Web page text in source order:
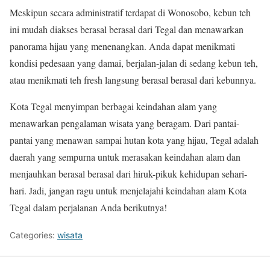
Meskipun secara administratif terdapat di Wonosobo, kebun teh
ini mudah diakses berasal berasal dari Tegal dan menawarkan
panorama hijau yang menenangkan. Anda dapat menikmati
kondisi pedesaan yang damai, berjalan-jalan di sedang kebun teh,
atau menikmati teh fresh langsung berasal berasal dari kebunnya.
Kota Tegal menyimpan berbagai keindahan alam yang
menawarkan pengalaman wisata yang beragam. Dari pantai-
pantai yang menawan sampai hutan kota yang hijau, Tegal adalah
daerah yang sempurna untuk merasakan keindahan alam dan
menjauhkan berasal berasal dari hiruk-pikuk kehidupan sehari-
hari. Jadi, jangan ragu untuk menjelajahi keindahan alam Kota
Tegal dalam perjalanan Anda berikutnya!
Categories: wisata